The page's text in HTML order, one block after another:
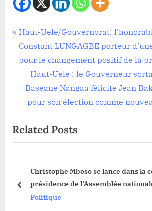
Politique
Navigation
de
l’article
P
r
e
s
P
t
Haut-Uele/Gouvernorat:
Constant LUNGAGBE porteur
pour le changement positif de la
N
e
x
P
o
t
:
Haut-Uele : le Gouverneur
Baseane Nangaa félicite Jean
pour son élection comme
Related Posts
Christophe Mboso se lance dans la
présidence de l’Assemblée
Politique
prev